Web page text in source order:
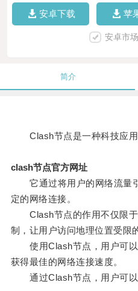
安卓下载 苹
安卓市
简介
Clash节点是一种科技应用
clash节点官方网址
它通过将用户的网络流量
定的网络连接。
Clash节点的作用不仅限于
制，让用户访问地理位置受限
使用Clash节点，用户可以
获得最佳的网络连接速度。
通过Clash节点，用户可以